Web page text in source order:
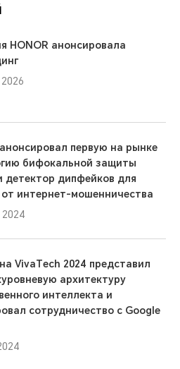
HONOR анонсировала
анонсировал первую на рынке
бифокальной защиты
детектор дипфейков для
интернет-мошенничества
VivaTech 2024 представил
архитектуру
интеллекта и
сотрудничество с Google